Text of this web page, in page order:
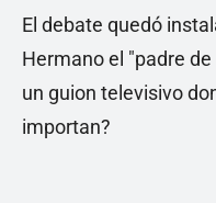
El debate quedó
Hermano el "padre
un guion televisivo
importan?